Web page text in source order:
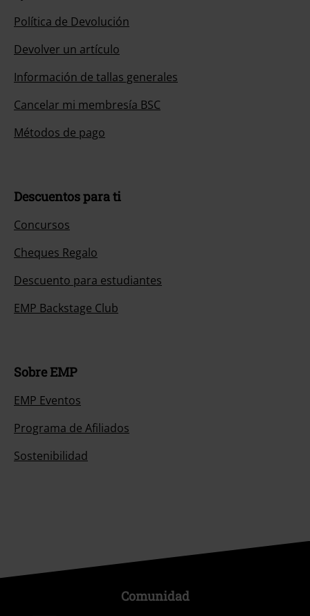
Política de Devolución
Devolver un artículo
Información de tallas generales
Cancelar mi membresía BSC
Métodos de pago
Descuentos para ti
Concursos
Cheques Regalo
Descuento para estudiantes
EMP Backstage Club
Sobre EMP
EMP Eventos
Programa de Afiliados
Sostenibilidad
Comunidad